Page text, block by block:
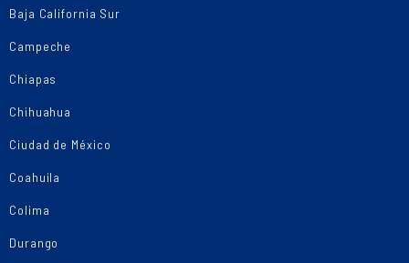
Baja California Sur
Campeche
Chiapas
Chihuahua
Ciudad de México
Coahuila
Colima
Durango